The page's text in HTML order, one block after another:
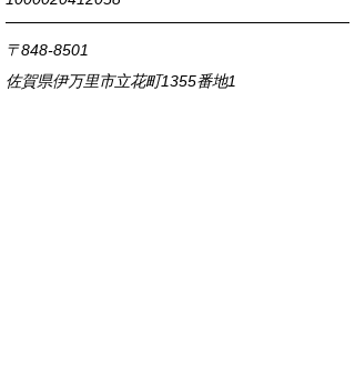
〒848-8501
佐賀県伊万里市立花町1355番地1